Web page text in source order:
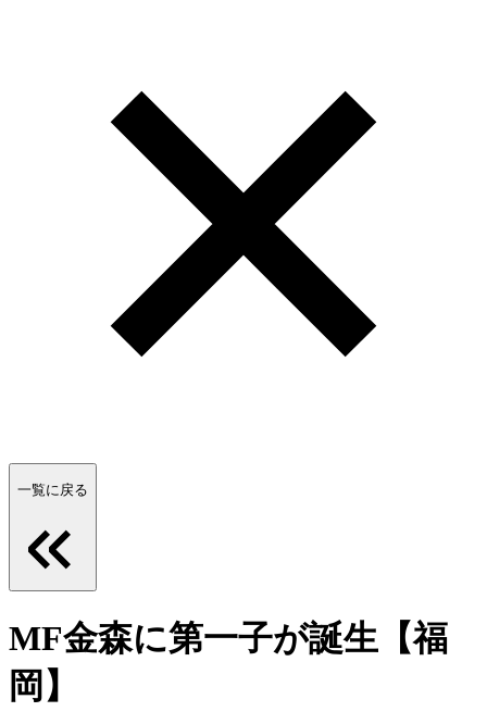
一覧に戻る
MF金森に第一子が誕生【福
岡】